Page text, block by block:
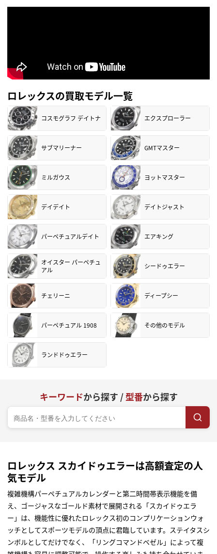
ロレックスの買取モデル一覧
コスモグラフ デイトナ エクスプローラー
サブマリーナー GMTマスター
ミルガウス ヨットマスター
デイデイト デイトジャスト
パーペチュアルデイト エアキング
オイスター パーペチュ
アル
シードゥエラー
チェリーニ ディープシー
パーペチュアル 1908 その他のモデル
ランドドゥエラー
キーワードから探す /型番から探す
ロレックス スカイドゥエラーは高額査定の人
気モデル
複雑機構パーペチュアルカレンダーと第二時間帯表示機能を備
え、ゴージャスなゴールド素材で展開される「スカイドゥエラ
ー」は、機能性に優れたロレックス初のコンプリケーションウォ
ッチとしてスポーツモデルの頂点に君臨しています。ステイタスシ
ンボルとしてだけでなく、「リングコマンドベゼル」によって複